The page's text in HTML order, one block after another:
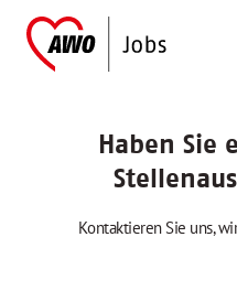
Haben Sie
Kontaktieren Sie uns,